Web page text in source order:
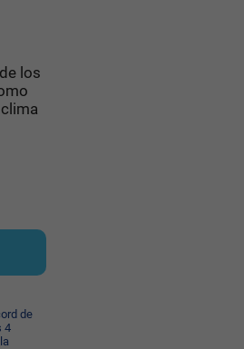
los
de
4